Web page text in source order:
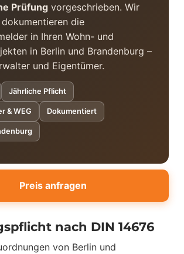
Prüfung vorgeschrieben. Wir
die
in Ihren Wohn- und
in Berlin und Brandenburg –
und Eigentümer.
Jährliche Pflicht
& WEG Dokumentiert
Preis anfragen
nach DIN 14676
von Berlin und